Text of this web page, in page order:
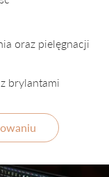
oraz pielęgnacji
brylantami